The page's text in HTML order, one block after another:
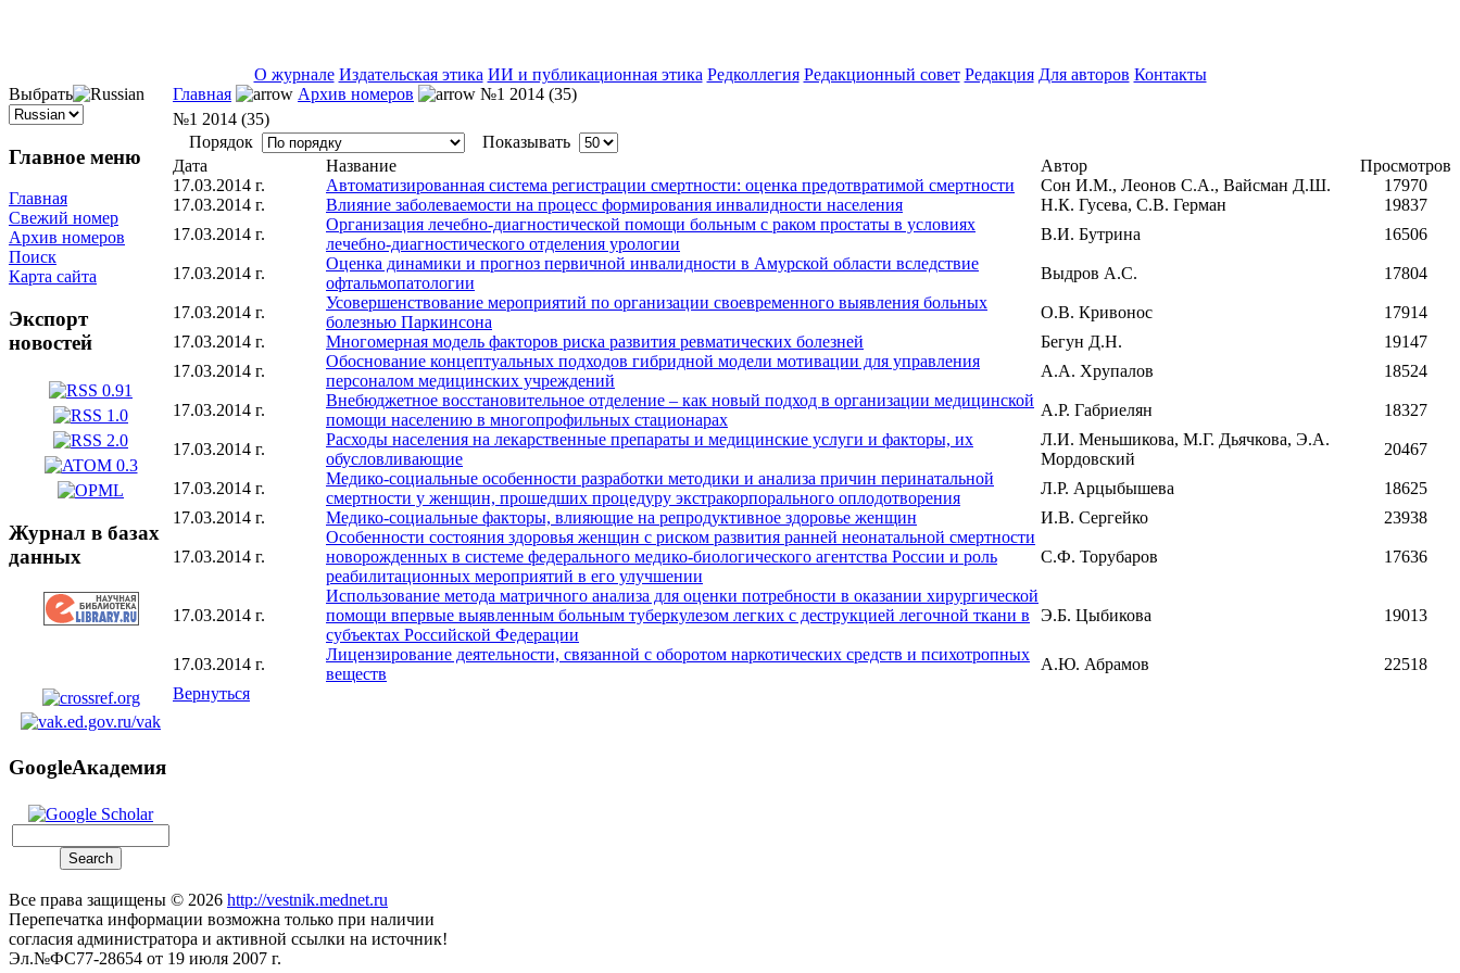
О журнале Издательская этика ИИ и публикационная этика Редколлегия Редакционный совет Редакция Для авторов Контакты
Выбрать
Главное меню
Главная
Свежий номер
Архив номеров
Поиск
Карта сайта
Экспорт
новостей
Журнал в базах
данных
GoogleАкадемия
Главная Архив номеров
№1 2014 (35)
№1 2014 (35)
Порядок
Показывать
Дата
Название Автор
Просмотров
17.03.2014 г.
Автоматизированная система регистрации смертности: оценка предотвратимой смертности Сон И.М., Леонов С.А., Вайсман Д.Ш.
17970
17.03.2014 г.
Влияние заболеваемости на процесс формирования инвалидности населения Н.К. Гусева, С.В. Герман
19837
17.03.2014 г.
Организация лечебно-диагностической помощи больным с раком простаты в условиях
лечебно-диагностического отделения урологии
В.И. Бутрина 16506
17.03.2014 г.
Оценка динамики и прогноз первичной инвалидности в Амурской области вследствие
офтальмопатологии
Выдров А.С. 17804
17.03.2014 г.
Усовершенствование мероприятий по организации своевременного выявления больных
болезнью Паркинсона
О.В. Кривонос
17914
17.03.2014 г.
Многомерная модель факторов риска развития ревматических болезней Бегун Д.Н.
19147
17.03.2014 г.
Обоснование концептуальных подходов гибридной модели мотивации для управления
персоналом медицинских учреждений
А.А. Хрупалов 18524
17.03.2014 г.
Внебюджетное восстановительное отделение – как новый подход в организации медицинской
помощи населению в многопрофильных стационарах
А.Р. Габриелян 18327
17.03.2014 г.
Расходы населения на лекарственные препараты и медицинские услуги и факторы, их
обусловливающие
Л.И. Меньшикова, М.Г. Дьячкова, Э.А.
Мордовский
20467
17.03.2014 г.
Медико-социальные особенности разработки методики и анализа причин перинатальной
смертности у женщин, прошедших процедуру экстракорпорального оплодотворения
Л.Р. Арцыбышева
18625
17.03.2014 г.
Медико-социальные факторы, влияющие на репродуктивное здоровье женщин И.В. Сергейко 23938
17.03.2014 г.
Особенности состояния здоровья женщин с риском развития ранней неонатальной смертности
новорожденных в системе федерального медико-биологического агентства России и роль
реабилитационных мероприятий в его улучшении
С.Ф. Торубаров 17636
17.03.2014 г.
Использование метода матричного анализа для оценки потребности в оказании хирургической
помощи впервые выявленным больным туберкулезом легких с деструкцией легочной ткани в
субъектах Российской Федерации
Э.Б. Цыбикова 19013
17.03.2014 г.
Лицензирование деятельности, связанной с оборотом наркотических средств и психотропных
веществ
А.Ю. Абрамов
22518
Вернуться
Все права защищены © 2026 http://vestnik.mednet.ru
Перепечатка информации возможна только при наличии
согласия администратора и активной ссылки на источник!
Эл.№ФС77-28654 от 19 июля 2007 г.